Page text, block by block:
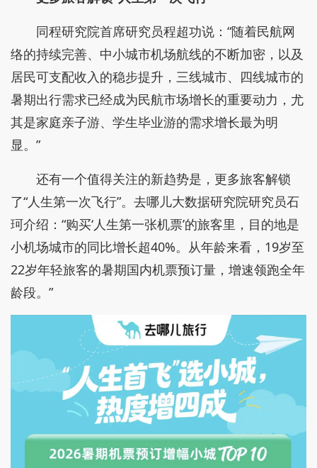
同程研究院首席研究员程超功说：“随着民航网
络的持续完善、中小城市机场航线的不断加密，以及
居民可支配收入的稳步提升，三线城市、四线城市的
暑期出行需求已经成为民航市场增长的重要动力，尤
其是家庭亲子游、学生毕业游的需求增长最为明
显。”
还有一个值得关注的新趋势是，更多旅客解锁
了“人生第一次飞行”。去哪儿大数据研究院研究员石
珂介绍：“购买‘人生第一张机票’的旅客里，目的地是
小机场城市的同比增长超40%。从年龄来看，19岁至
22岁年轻旅客的暑期国内机票预订量，增速领跑全年
龄段。”